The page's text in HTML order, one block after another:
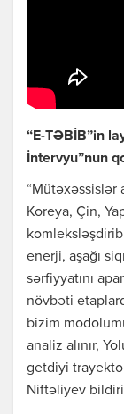
“E-TƏBİB”in
İntervyu”nun
“Mütəxəssislər
Koreya, Çin,
enerji, aşağı
sərfiyyatını
növbəti
bizim
analiz alınır,
getdiyi
Niftəliyev